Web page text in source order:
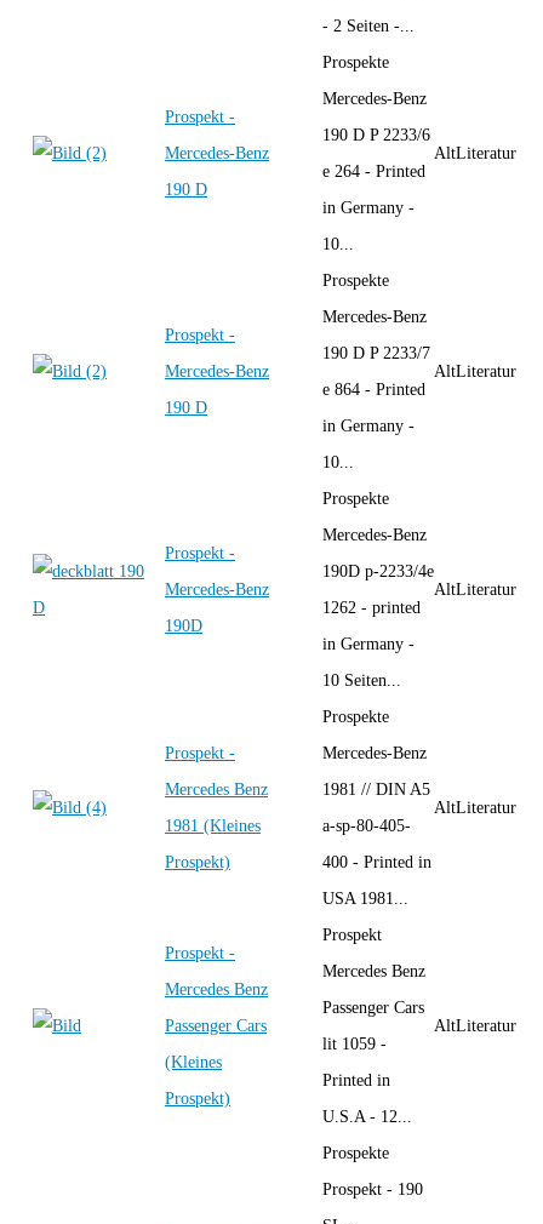
- 2 Seiten -...
Prospekt -
Mercedes-Benz
190 D
Prospekte
Mercedes-Benz
190 D P 2233/6
e 264 - Printed
in Germany -
10...
AltLiteratur
Prospekt -
Mercedes-Benz
190 D
Prospekte
Mercedes-Benz
190 D P 2233/7
e 864 - Printed
in Germany -
10...
AltLiteratur
Prospekt -
Mercedes-Benz
190D
Prospekte
Mercedes-Benz
190D p-2233/4e
1262 - printed
in Germany -
10 Seiten...
AltLiteratur
Prospekt -
Mercedes Benz
1981 (Kleines
Prospekt)
Prospekte
Mercedes-Benz
1981 // DIN A5
a-sp-80-405-
400 - Printed in
USA 1981...
AltLiteratur
Prospekt -
Mercedes Benz
Passenger Cars
(Kleines
Prospekt)
Prospekt
Mercedes Benz
Passenger Cars
lit 1059 -
Printed in
U.S.A - 12...
AltLiteratur
Prospekte
Prospekt - 190